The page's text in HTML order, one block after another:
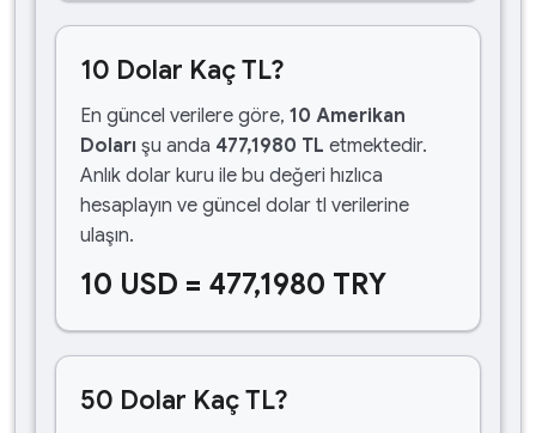
10 Dolar Kaç TL?
En güncel verilere göre, 10 Amerikan
Doları şu anda 477,1980 TL etmektedir.
Anlık dolar kuru ile bu değeri hızlıca
hesaplayın ve güncel dolar tl verilerine
ulaşın.
10 USD = 477,1980 TRY
50 Dolar Kaç TL?